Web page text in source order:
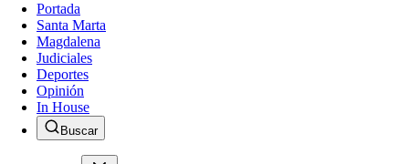
Portada
Santa Marta
Magdalena
Judiciales
Deportes
Opinión
In House
Buscar